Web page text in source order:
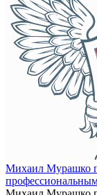
Михаил Мурашко